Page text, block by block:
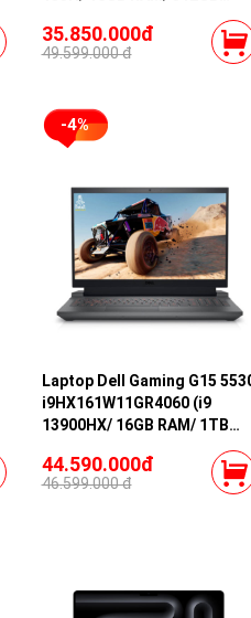
SSD/ 16 inch WQXGA/ 120Hz/
Win11/ Black)
35.850.000đ
49.599.000 đ
-4%
Laptop Dell Gaming G15
i9HX161W11GR4060 (i9
13900HX/ 16GB RAM/ 1TB
inch FHD/ Win 11/ Office)
44.590.000đ
46.599.000 đ